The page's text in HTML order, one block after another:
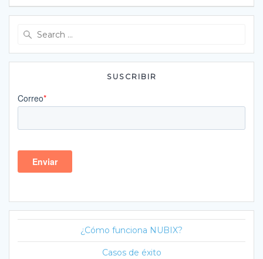
SUSCRIBIR
¿Cómo funciona NUBIX?
Casos de éxito